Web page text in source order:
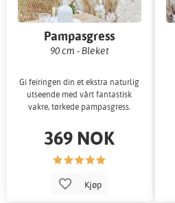
Pampasgress
90 cm - Bleket
Gi feiringen din et ekstra naturlig
utseende med vårt fantastisk
vakre, tørkede pampasgress.
369 NOK
Kjøp